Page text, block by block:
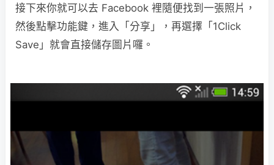
接下來你就可以去 Facebook 裡隨便找到一張照片，
然後點擊功能鍵，進入「分享」，再選擇「1Click
Save」就會直接儲存圖片囉。